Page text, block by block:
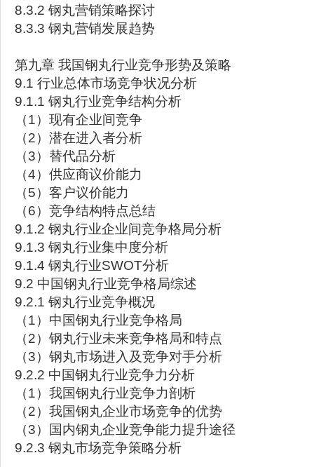
8.3.2 钢丸营销策略探讨
8.3.3 钢丸营销发展趋势
第九章 我国钢丸行业竞争形势及策略
9.1 行业总体市场竞争状况分析
9.1.1 钢丸行业竞争结构分析
（1）现有企业间竞争
（2）潜在进入者分析
（3）替代品分析
（4）供应商议价能力
（5）客户议价能力
（6）竞争结构特点总结
9.1.2 钢丸行业企业间竞争格局分析
9.1.3 钢丸行业集中度分析
9.1.4 钢丸行业SWOT分析
9.2 中国钢丸行业竞争格局综述
9.2.1 钢丸行业竞争概况
（1）中国钢丸行业竞争格局
（2）钢丸行业未来竞争格局和特点
（3）钢丸市场进入及竞争对手分析
9.2.2 中国钢丸行业竞争力分析
（1）我国钢丸行业竞争力剖析
（2）我国钢丸企业市场竞争的优势
（3）国内钢丸企业竞争能力提升途径
9.2.3 钢丸市场竞争策略分析